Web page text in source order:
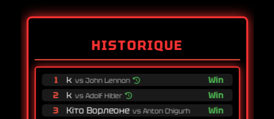
HISTORIQUE
1 k vs John Lennon
Win
2
k vs Adolf Hitler
Win
3
Кіто Ворлеоне vs Anton Chigurh
Win